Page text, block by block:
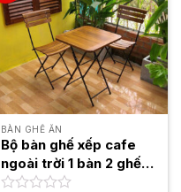
BÀN GHẾ ĂN
Bộ bàn ghế xếp cafe
ngoài trời 1 bàn 2 ghế
chân sắt cao BBCF16